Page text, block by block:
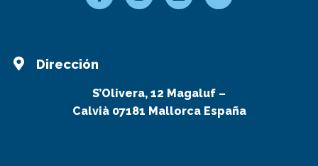
Dirección
S’Olivera, 12 Magaluf –
Calvià 07181 Mallorca España